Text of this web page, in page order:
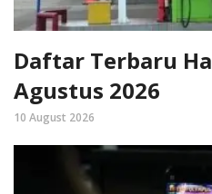
Daftar Terbaru
Agustus 2026
10 August 2026